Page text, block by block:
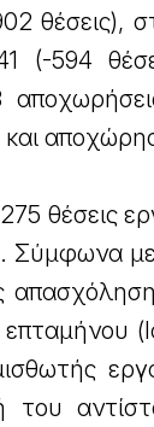
θέσεις),
(-594
θέσεις
Σύμφωνα
επταμήνου